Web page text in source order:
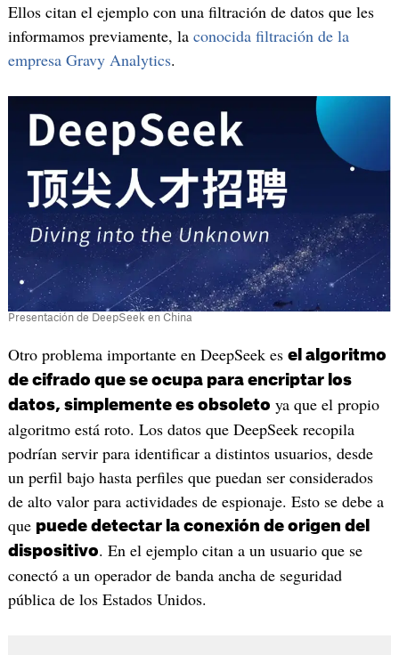
Ellos citan el ejemplo con una filtración de datos que les
informamos previamente, la conocida filtración de la
empresa Gravy Analytics.
Presentación de DeepSeek en China
Otro problema importante en DeepSeek es el algoritmo
de cifrado que se ocupa para encriptar los
datos, simplemente es obsoleto ya que el propio
algoritmo está roto. Los datos que DeepSeek recopila
podrían servir para identificar a distintos usuarios, desde
un perfil bajo hasta perfiles que puedan ser considerados
de alto valor para actividades de espionaje. Esto se debe a
que puede detectar la conexión de origen del
dispositivo. En el ejemplo citan a un usuario que se
conectó a un operador de banda ancha de seguridad
pública de los Estados Unidos.